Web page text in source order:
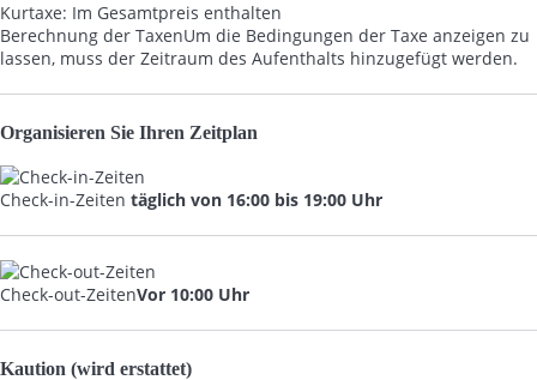
Kurtaxe: Im Gesamtpreis enthalten
Berechnung der TaxenUm die Bedingungen der Taxe anzeigen zu
lassen, muss der Zeitraum des Aufenthalts hinzugefügt werden.
Organisieren Sie Ihren Zeitplan
Check-in-Zeiten täglich von 16:00 bis 19:00 Uhr
Check-out-ZeitenVor 10:00 Uhr
Kaution (wird erstattet)